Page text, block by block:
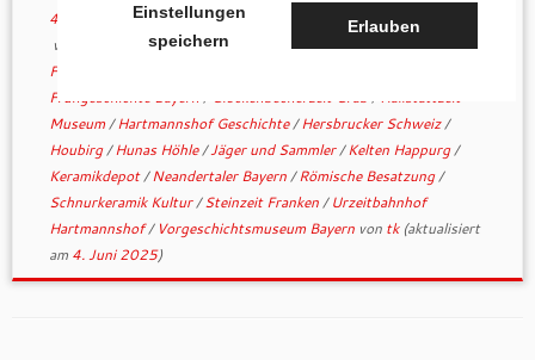
4. Juni 2024inandere Wanderwege
Geschichtliches
verschlagwortetAltsteinzeit Funde /archäologische Region
Franken
Frühgeschichte Bayern / Glockenbecherzeit Grab / Hallstattzeit
Museum/Hartmannshof Geschichte/Hersbrucker Schweiz/
Houbirg/Hunas Höhle/Jäger und Sammler/Kelten Happurg/
Keramikdepot/Neandertaler Bayern/Römische Besatzung/
Schnurkeramik Kultur/Steinzeit Franken/Urzeitbahnhof
Hartmannshof/ Vorgeschichtsmuseum Bayern von tk(aktualisiert
am 4. Juni 2025)
Einstellungen
speichern
Erlauben